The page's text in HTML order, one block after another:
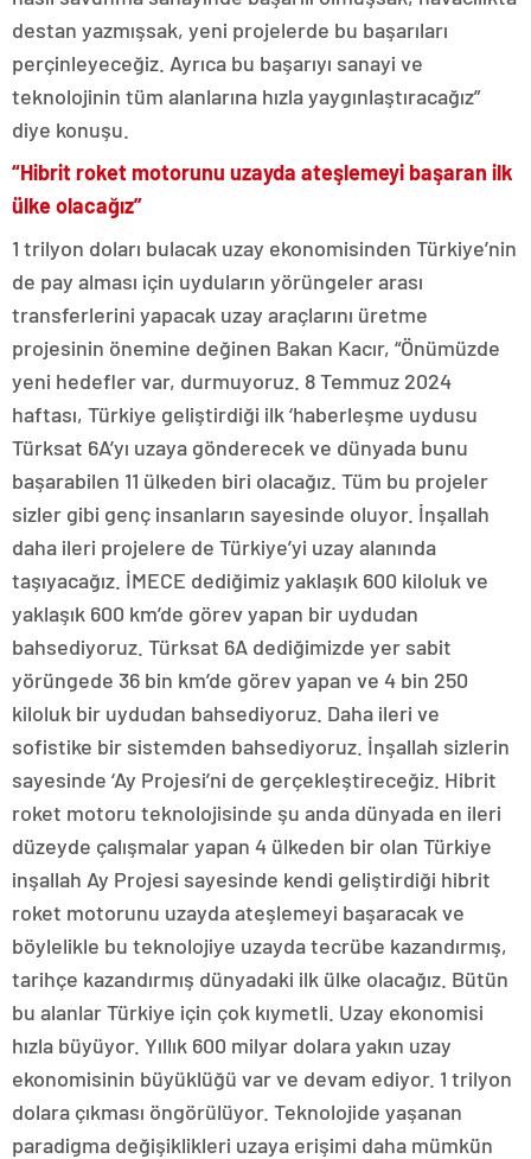
destan yazmışsak, yeni projelerde bu başarıları
perçinleyeceğiz. Ayrıca bu başarıyı sanayi ve
teknolojinin tüm alanlarına hızla yaygınlaştıracağız”
diye konuşu.
“Hibrit roket motorunu uzayda ateşlemeyi başaran ilk
ülke olacağız”
1 trilyon doları bulacak uzay ekonomisinden Türkiye’nin
de pay alması için uyduların yörüngeler arası
transferlerini yapacak uzay araçlarını üretme
projesinin önemine değinen Bakan Kacır, “Önümüzde
yeni hedefler var, durmuyoruz. 8 Temmuz 2024
haftası, Türkiye geliştirdiği ilk ‘haberleşme uydusu
Türksat 6A’yı uzaya gönderecek ve dünyada bunu
başarabilen 11 ülkeden biri olacağız. Tüm bu projeler
sizler gibi genç insanların sayesinde oluyor. İnşallah
daha ileri projelere de Türkiye’yi uzay alanında
taşıyacağız. İMECE dediğimiz yaklaşık 600 kiloluk ve
yaklaşık 600 km’de görev yapan bir uydudan
bahsediyoruz. Türksat 6A dediğimizde yer sabit
yörüngede 36 bin km’de görev yapan ve 4 bin 250
kiloluk bir uydudan bahsediyoruz. Daha ileri ve
sofistike bir sistemden bahsediyoruz. İnşallah sizlerin
sayesinde ‘Ay Projesi’ni de gerçekleştireceğiz. Hibrit
roket motoru teknolojisinde şu anda dünyada en ileri
düzeyde çalışmalar yapan 4 ülkeden bir olan Türkiye
inşallah Ay Projesi sayesinde kendi geliştirdiği hibrit
roket motorunu uzayda ateşlemeyi başaracak ve
böylelikle bu teknolojiye uzayda tecrübe kazandırmış,
tarihçe kazandırmış dünyadaki ilk ülke olacağız. Bütün
bu alanlar Türkiye için çok kıymetli. Uzay ekonomisi
hızla büyüyor. Yıllık 600 milyar dolara yakın uzay
ekonomisinin büyüklüğü var ve devam ediyor. 1 trilyon
dolara çıkması öngörülüyor. Teknolojide yaşanan
paradigma değişiklikleri uzaya erişimi daha mümkün